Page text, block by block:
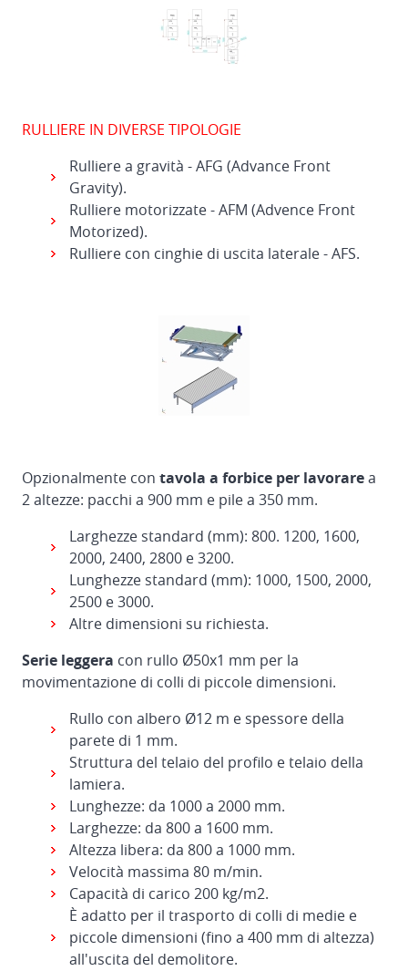
RULLIERE IN DIVERSE TIPOLOGIE
Rulliere a gravità - AFG (Advance Front
Gravity).
Rulliere motorizzate - AFM (Advence Front
Motorized).
Rulliere con cinghie di uscita laterale - AFS.
Opzionalmente con tavola a forbice per lavorarea
2 altezze: pacchi a 900 mm e pile a 350 mm.
Larghezze standard (mm): 800. 1200, 1600,
2000, 2400, 2800 e 3200.
Lunghezze standard (mm): 1000, 1500, 2000,
2500 e 3000.
Altre dimensioni su richiesta.
Serie leggera con rullo Ø50x1 mm per la
movimentazione di colli di piccole dimensioni.
Rullo con albero Ø12 m e spessore della
parete di 1 mm.
Struttura del telaio del profilo e telaio della
lamiera.
Lunghezze: da 1000 a 2000 mm.
Larghezze: da 800 a 1600 mm.
Altezza libera: da 800 a 1000 mm.
Velocità massima 80 m/min.
Capacità di carico 200 kg/m2.
È adatto per il trasporto di colli di medie e
piccole dimensioni (fino a 400 mm di altezza)
all'uscita del demolitore.